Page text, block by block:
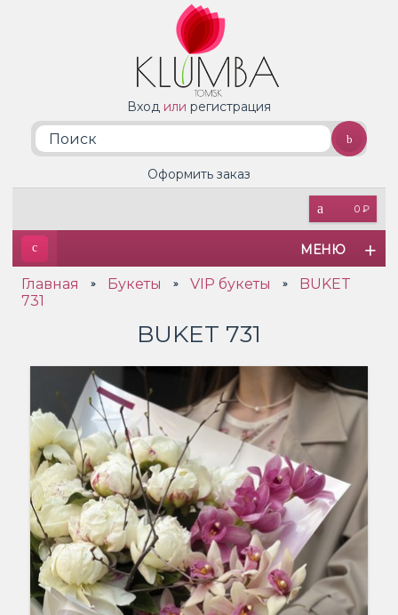
Вход или регистрация
0 ₽
Оформить заказ
МЕНЮ
Главная » Букеты » VIP букеты »
BUKET
731
BUKET 731